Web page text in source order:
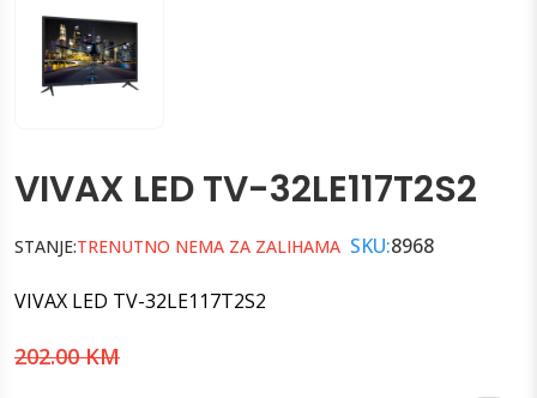
VIVAX LED TV-32LE117T2S2
STANJE:TRENUTNO NEMA ZA ZALIHAMA SKU:8968
VIVAX LED TV-32LE117T2S2
202.00 KM